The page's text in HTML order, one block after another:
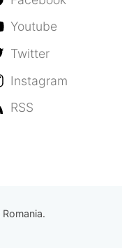
Youtube
Twitter
Instagram
RSS